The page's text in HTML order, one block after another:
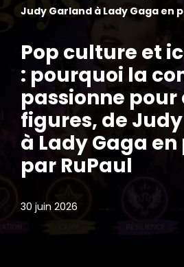
Judy Garland à Lady Gaga en
Pop culture et
: pourquoi la
passionne
figures, de
à Lady Gaga
par RuPaul
30 juin 2026